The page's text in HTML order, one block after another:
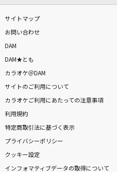
TATTOO
Official髭男dism
46億年LOVE
透明
Novelbright
明日への手紙
クリス・ハート
サイトマップ
お問い合わせ
DAM
DAM★とも
カラオケ＠DAM
サイトのご利用について
カラオケご利用にあたっての注意事項
利用規約
特定商取引法に基づく表示
プライバシーポリシー
クッキー設定
インフォマティブデータの取得について